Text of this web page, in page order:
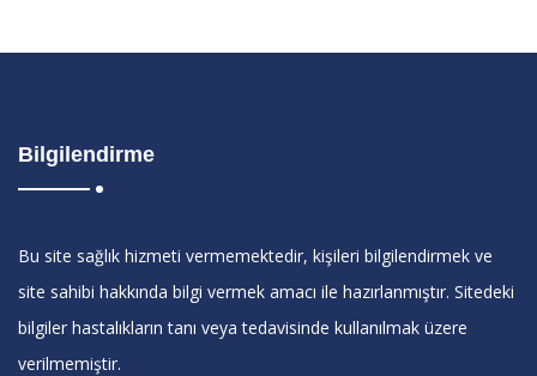
Bilgilendirme
Bu site sağlık hizmeti vermemektedir, kişileri bilgilendirmek ve
site sahibi hakkında bilgi vermek amacı ile hazırlanmıştır. Sitedeki
bilgiler hastalıkların tanı veya tedavisinde kullanılmak üzere
verilmemiştir.